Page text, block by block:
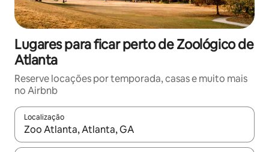
Lugares para ficar perto de Zoológico de
Atlanta
Reserve locações por temporada, casas e muito mais
no Airbnb
Localização
Quando os resultados estiverem disponíveis, explore-os